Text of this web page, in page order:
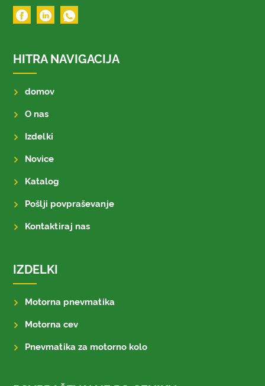
HITRA NAVIGACIJA
domov
O nas
Izdelki
Novice
Katalog
Pošlji povpraševanje
Kontaktiraj nas
IZDELKI
Motorna pnevmatika
Motorna cev
Pnevmatika za motorno kolo